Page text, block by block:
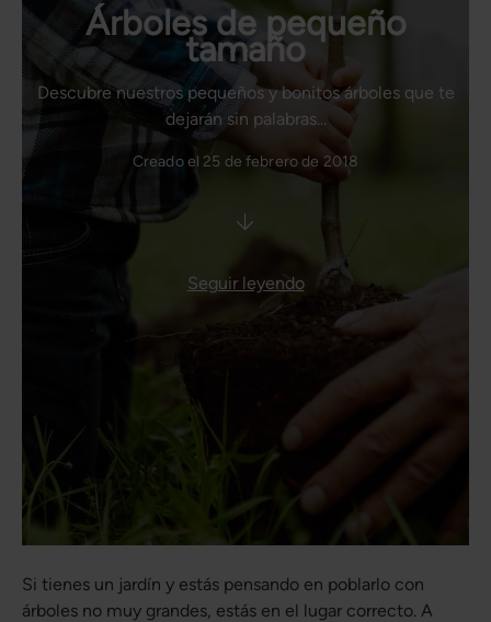
Árboles de pequeño
tamaño
Descubre nuestros pequeños y bonitos árboles que te
dejarán sin palabras...
Creado el 25 de febrero de 2018
Seguir leyendo
Si tienes un jardín y estás pensando en poblarlo con
árboles no muy grandes, estás en el lugar correcto. A